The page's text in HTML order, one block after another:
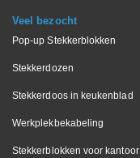
Veel bezocht
Pop-up Stekkerblokken
Stekkerdozen
Stekkerdoos in keukenblad
Werkplekbekabeling
Stekkerblokken voor kantoor